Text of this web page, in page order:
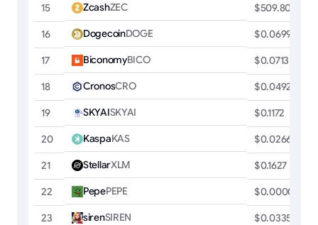
15 ZcashZEC $509.80
16 DogecoinDOGE $0.0699
17 BiconomyBICO $0.0713
18 CronosCRO $0.0492
19 SKYAISKYAI $0.1172
20 KaspaKAS $0.0266
21 StellarXLM $0.1627
22 PepePEPE $0.00000285
23 sirenSIREN $0.0335